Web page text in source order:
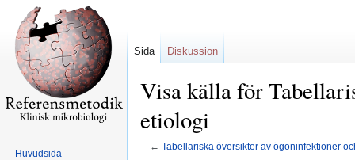
Visa källa för
etiologi
← Tabellariska översikter av ögoninfektioner
Sida Diskussion
Huvudsida